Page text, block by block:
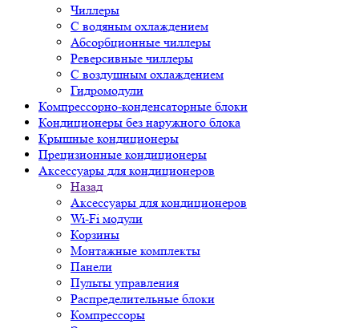
Чиллеры
С водяным охлаждением
Абсорбционные чиллеры
Реверсивные чиллеры
С воздушным охлаждением
Гидромодули
Компрессорно-конденсаторные блоки
Кондиционеры без наружного блока
Крышные кондиционеры
Прецизионные кондиционеры
Аксессуары для кондиционеров
Назад
Аксессуары для кондиционеров
Wi-Fi модули
Корзины
Монтажные комплекты
Панели
Пульты управления
Распределительные блоки
Компрессоры